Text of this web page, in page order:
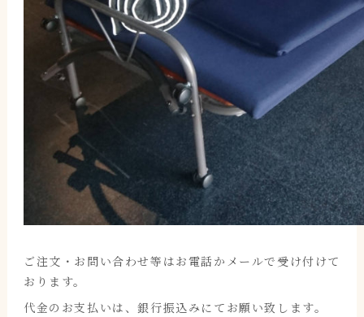
ご注文・お問い合わせ等はお電話かメールで受け付けて
おります。
代金のお支払いは、銀行振込みにてお願い致します。